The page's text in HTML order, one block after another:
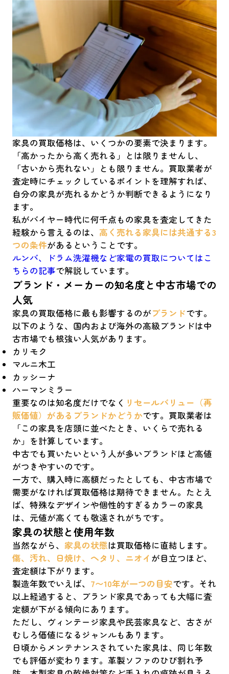
家具の買取価格は、いくつかの要素で決まります。
「高かったから高く売れる」とは限りませんし、
「古いから売れない」とも限りません。買取業者が
査定時にチェックしているポイントを理解すれば、
自分の家具が売れるかどうか判断できるようになり
ます。
私がバイヤー時代に何千点もの家具を査定してきた
経験から言えるのは、 高く売れる家具には共通する3
つの条件があるということです。
ルンバ、ドラム洗濯機など家電の買取についてはこ
ちらの記事で解説しています。
ブランド・メーカーの知名度と中古市場での
人気
家具の買取価格に最も影響するのがブランドです。
以下のような、国内および海外の高級ブランドは中
古市場でも根強い人気があります。
カリモク
マルニ木工
カッシーナ
ハーマンミラー
重要なのは知名度だけでなく リセールバリュー（再
販価値）があるブランドかどうかです。買取業者は
「この家具を店頭に並べたとき、いくらで売れる
か」を計算しています。
中古でも買いたいという人が多いブランドほど高値
がつきやすいのです。
一方で、購入時に高額だったとしても、中古市場で
需要がなければ買取価格は期待できません。たとえ
ば、特殊なデザインや個性的すぎるカラーの家具
は、元値が高くても敬遠されがちです。
家具の状態と使用年数
当然ながら、 家具の状態は買取価格に直結します。
傷、汚れ、日焼け、ヘタリ、ニオイ が目立つほど、
査定額は下がります。
製造年数でいえば、 7〜10年が一つの目安です。それ
以上経過すると、ブランド家具であっても大幅に査
定額が下がる傾向にあります。
ただし、ヴィンテージ家具や民芸家具など、古さが
むしろ価値になるジャンルもあります。
日頃からメンテナンスされていた家具は、同じ年数
でも評価が変わります。革製ソファのひび割れ予